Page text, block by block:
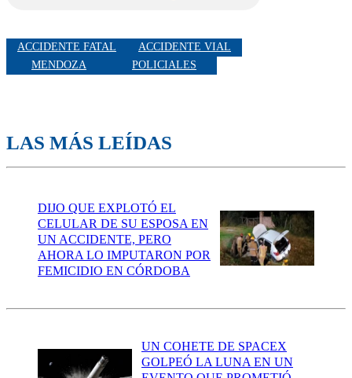
ACCIDENTE FATAL
ACCIDENTE VIAL
MENDOZA
POLICIALES
LAS MÁS LEÍDAS
DIJO QUE EXPLOTÓ EL
CELULAR DE SU ESPOSA EN
UN ACCIDENTE, PERO
AHORA LO IMPUTARON POR
FEMICIDIO EN CÓRDOBA
UN COHETE DE SPACEX
GOLPEÓ LA LUNA EN UN